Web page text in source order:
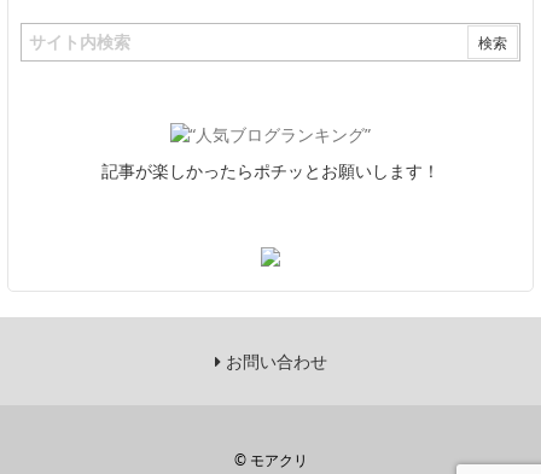
記事が楽しかったらポチッとお願いします！
お問い合わせ
© モアクリ